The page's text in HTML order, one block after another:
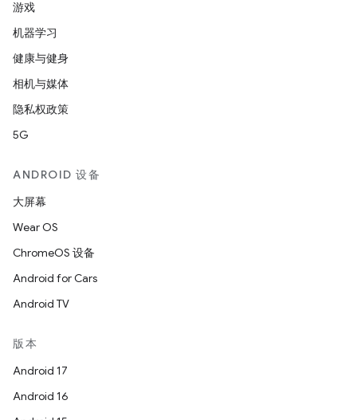
游戏
机器学习
健康与健身
相机与媒体
隐私权政策
5G
ANDROID 设备
大屏幕
Wear OS
ChromeOS 设备
Android for Cars
Android TV
版本
Android 17
Android 16